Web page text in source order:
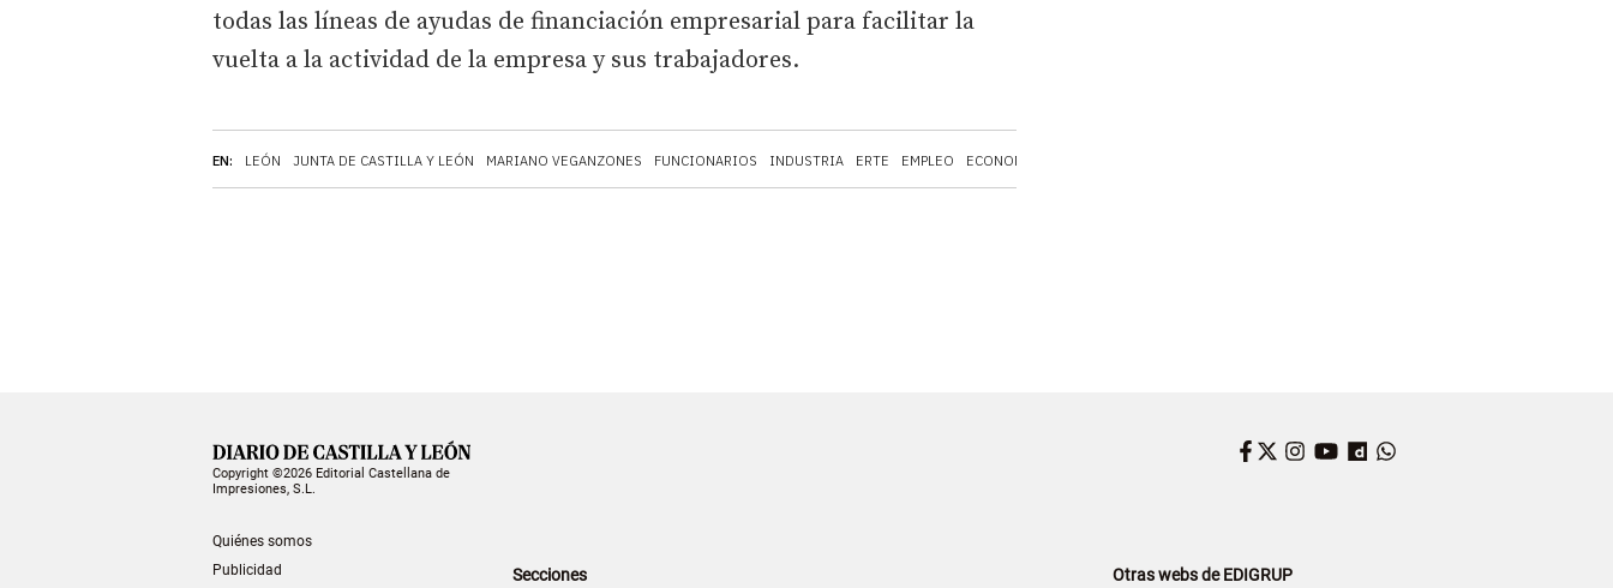
EN: LEÓN JUNTA DE CASTILLA Y LEÓN MARIANO VEGANZONES FUNCIONARIOS INDUSTRIA ERTE EMPLEO ECONOMÍA
todas las líneas de ayudas de financiación empresarial para facilitar la
vuelta a la actividad de la empresa y sus trabajadores.
Copyright ©2026 Editorial Castellana de
Impresiones, S.L.
Quiénes somos
Publicidad
Facebook
Twitter
Instagram
YouTube
Dailymotion
Secciones Otras webs de EDIGRUP